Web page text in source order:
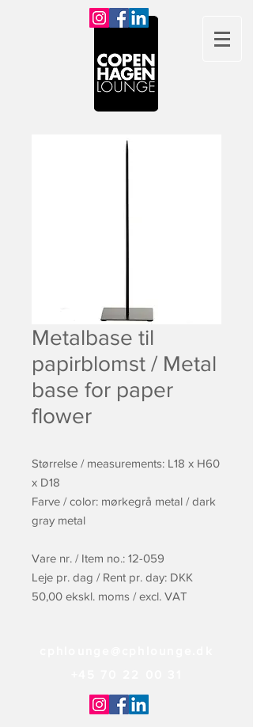
Metalbase til
papirblomst / Metal
base for paper
flower
Størrelse / measurements: L18 x H60
x D18
Farve / color: mørkegrå metal / dark
gray metal
Vare nr. / Item no.: 12-059
Leje pr. dag / Rent pr. day: DKK
50,00 ekskl. moms / excl. VAT